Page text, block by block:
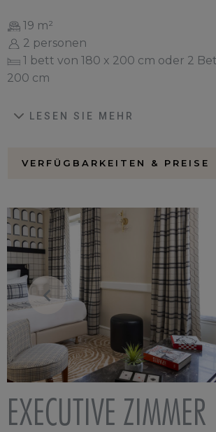
19 m²
2 personen
1 bett von 180 x 200 cm oder 2
200 cm
LESEN SIE MEHR
VERFÜGBARKEITEN & PREISE
EXECUTIVE ZIMMER